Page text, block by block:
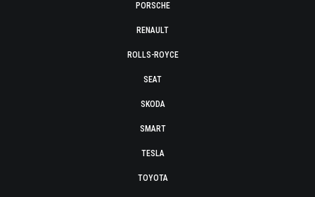
PORSCHE
RENAULT
ROLLS-ROYCE
SEAT
SKODA
SMART
TESLA
TOYOTA